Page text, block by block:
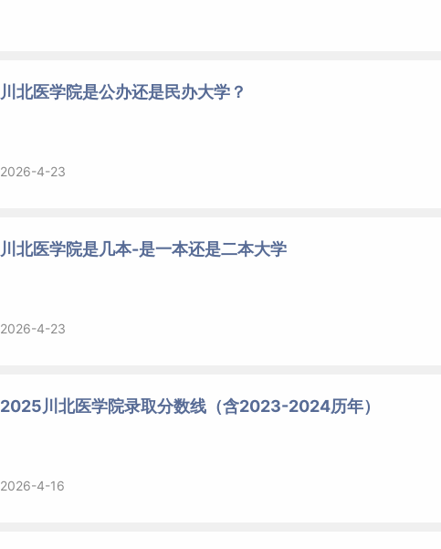
川北医学院是公办还是民办大学？
2026-4-23
川北医学院是几本-是一本还是二本大学
2026-4-23
2025川北医学院录取分数线（含2023-2024历年）
2026-4-16